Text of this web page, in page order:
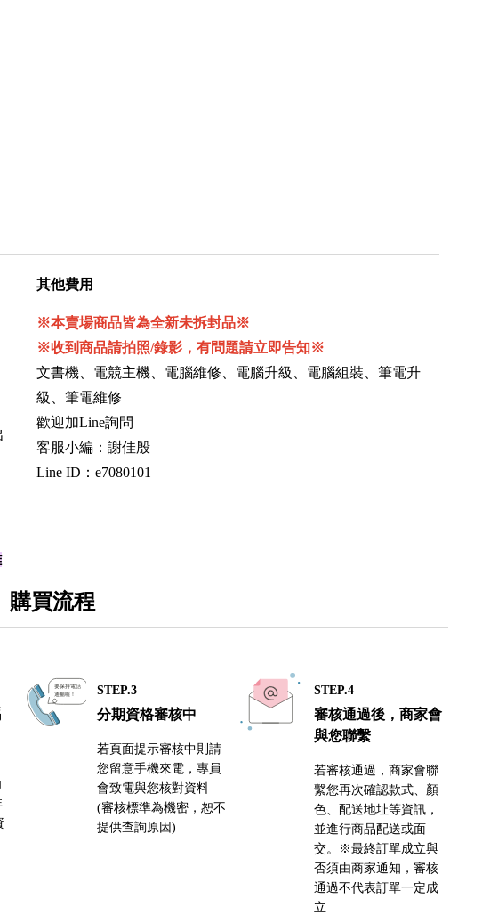
其他費用
※本賣場商品皆為全新未拆封品※
※收到商品請拍照/錄影，有問題請立即告知※
文書機、電競主機、電腦維修、電腦升級、電腦組裝、筆電升
級、筆電維修
歡迎加Line詢問
客服小編：謝佳殷
Line ID：e7080101
購買流程
STEP.3
分期資格審核中
若頁面提示審核中則請
您留意手機來電，專員
會致電與您核對資料
(審核標準為機密，恕不
提供查詢原因)
STEP.4
審核通過後，商家會
與您聯繫
若審核通過，商家會聯
繫您再次確認款式、顏
色、配送地址等資訊，
並進行商品配送或面
交。※最終訂單成立與
否須由商家通知，審核
通過不代表訂單一定成
立